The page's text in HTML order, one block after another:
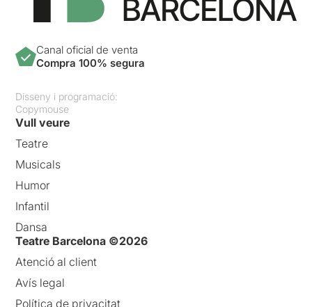
Canal oficial de venta
Compra 100% segura
Disseny i programació:
Copymouse
Vull veure
Teatre
Musicals
Humor
Infantil
Dansa
Teatre Barcelona ©2026
Atenció al client
Avís legal
Política de privacitat